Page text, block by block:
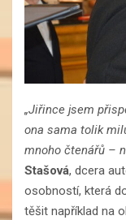
„Jiřince jsem
ona sama tolik
mnoho čtenářů –
Stašová, dcera
osobností, která
těšit například na